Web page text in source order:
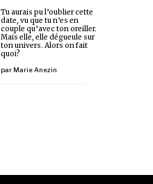
parMarie Anezin
Tu aurais pu l’oublier cette
date, vu que tu n’es en
couple qu’avec ton oreiller.
Mais elle, elle dégueule sur
ton univers. Alors on fait
quoi?